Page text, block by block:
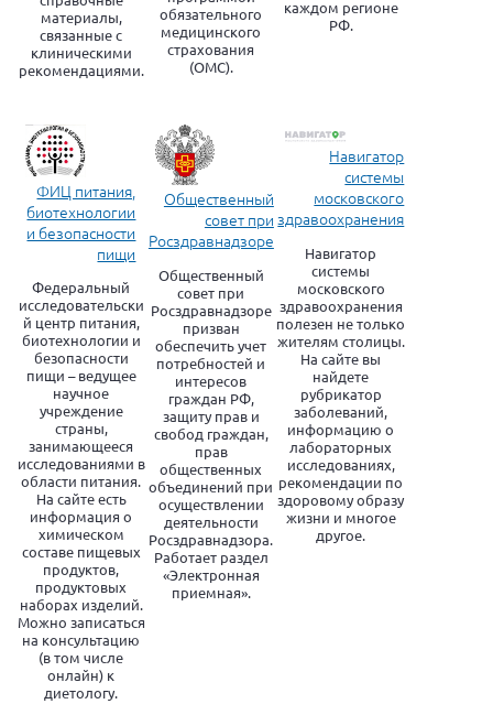
материалы,
связанные с
клиническими
рекомендациями.
обязательного
медицинского
страхования
(ОМС).
каждом регионе
РФ.
ФИЦ питания,
биотехнологии
и безопасности
пищи
Федеральный
исследовательски
й центр питания,
биотехнологии и
безопасности
пищи – ведущее
научное
учреждение
страны,
занимающееся
исследованиями в
области питания.
На сайте есть
информация о
химическом
составе пищевых
продуктов,
продуктовых
наборах изделий.
Можно записаться
на консультацию
(в том числе
онлайн) к
диетологу.
Общественный
совет при
Росздравнадзоре
Общественный
совет при
Росздравнадзоре
призван
обеспечить учет
потребностей и
интересов
граждан РФ,
защиту прав и
свобод граждан,
прав
общественных
объединений при
осуществлении
деятельности
Росздравнадзора.
Работает раздел
«Электронная
приемная».
Навигатор
системы
московского
здравоохранения
Навигатор
системы
московского
здравоохранения
полезен не только
жителям столицы.
На сайте вы
найдете
рубрикатор
заболеваний,
информацию о
лабораторных
исследованиях,
рекомендации по
здоровому образу
жизни и многое
другое.